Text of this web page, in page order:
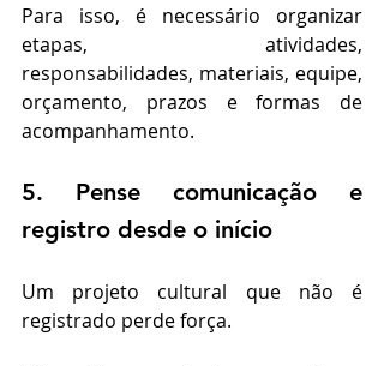
Para isso, é necessário organizar
etapas, atividades,
responsabilidades, materiais, equipe,
orçamento, prazos e formas de
acompanhamento.
5. Pense comunicação e
registro desde o início
Um projeto cultural que não é
registrado perde força.